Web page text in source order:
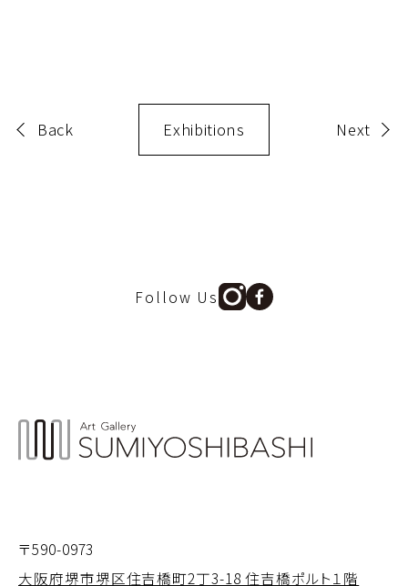
Back Exhibitions Next
Follow Us
〒590-0973
大阪府堺市堺区住吉橋町2丁3-18 住吉橋ポルト１階